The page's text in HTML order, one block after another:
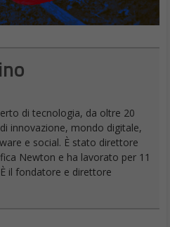
di tecnologia, da oltre 20
innovazione, mondo digitale,
e social. È stato direttore
Newton e ha lavorato per 11
il fondatore e direttore